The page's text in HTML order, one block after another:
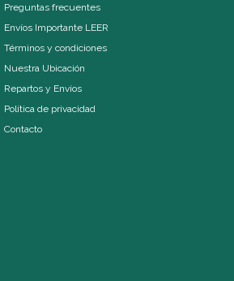
Preguntas frecuentes
Envíos Importante LEER
Términos y condiciones
Nuestra Ubicación
Repartos y Envíos
Política de privacidad
Contacto